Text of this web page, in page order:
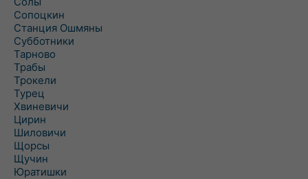
Сопоцкин
Станция Ошмяны
Субботники
Тарново
Трабы
Трокели
Турец
Хвиневичи
Цирин
Шиловичи
Щорсы
Щучин
Юратишки